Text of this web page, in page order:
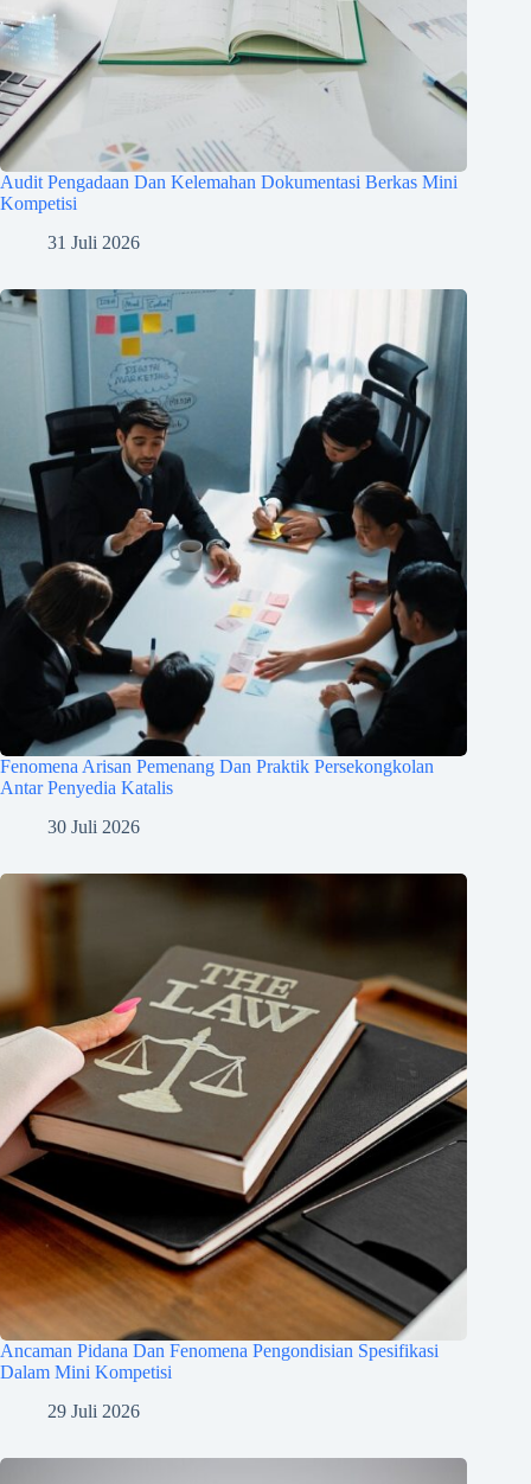
Audit Pengadaan Dan Kelemahan Dokumentasi Berkas Mini
Kompetisi
31 Juli 2026
Fenomena Arisan Pemenang Dan Praktik Persekongkolan
Antar Penyedia Katalis
30 Juli 2026
Ancaman Pidana Dan Fenomena Pengondisian Spesifikasi
Dalam Mini Kompetisi
29 Juli 2026